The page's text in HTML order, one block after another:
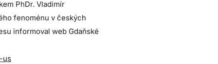
PhDr. Vladimír
fenoménu v českých
informoval web Gdaňské
us